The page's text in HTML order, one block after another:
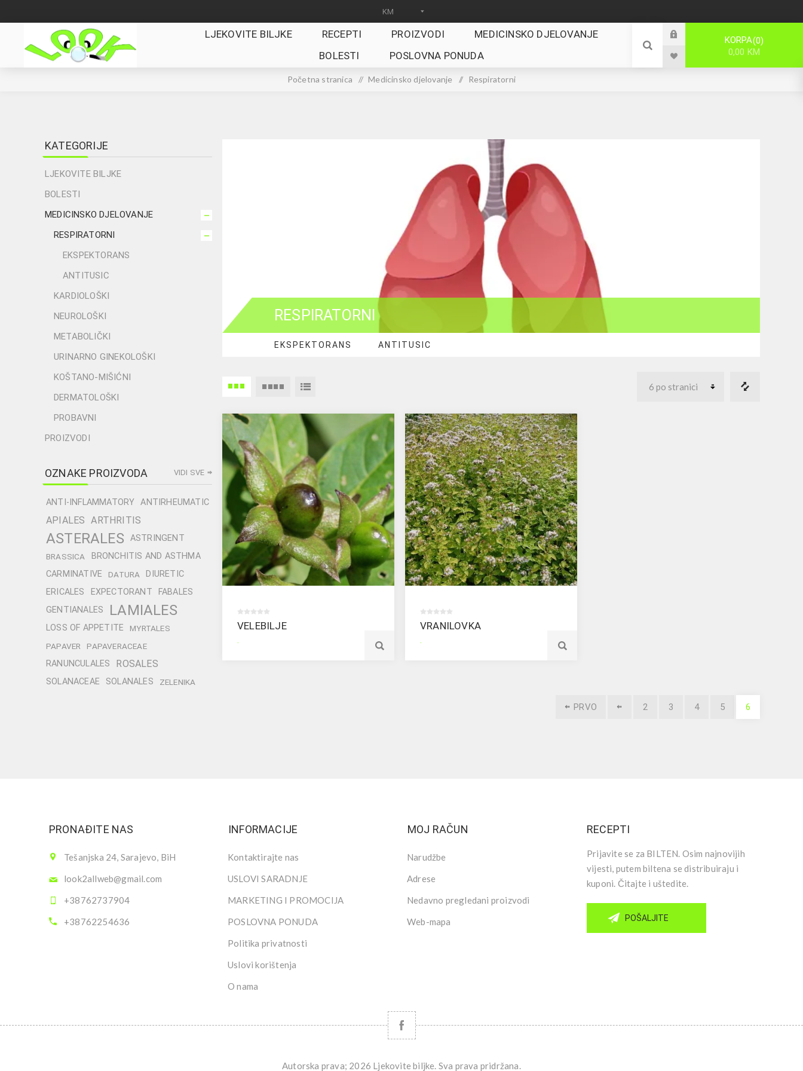
LJEKOVITE BILJKE RECEPTI PROIZVODI
MEDICINSKO DJELOVANJE
BOLESTI
POSLOVNA PONUDA
KORPA 0
0,00 KM
Početna stranica / Medicinsko djelovanje / Respiratorni
RESPIRATORNI
EKSPEKTORANS ANTITUSIC
VELEBILJE
.
VRANILOVKA
.
PRVO 2 3 4 5 6
KATEGORIJE
LJEKOVITE BILJKE
BOLESTI
MEDICINSKO DJELOVANJE
RESPIRATORNI
EKSPEKTORANS
ANTITUSIC
KARDIOLOŠKI
NEUROLOŠKI
METABOLIČKI
URINARNO GINEKOLOŠKI
KOŠTANO-MIŠIĆNI
DERMATOLOŠKI
PROBAVNI
PROIZVODI
OZNAKE PROIZVODA
ANTI-INFLAMMATORY ANTIRHEUMATIC
APIALES ARTHRITIS
ASTERALES ASTRINGENT
BRASSICA
BRONCHITIS AND ASTHMA
CARMINATIVE
DATURA
DIURETIC
ERICALES
EXPECTORANT
FABALES
GENTIANALES
LAMIALES
LOSS OF APPETITE
MYRTALES
PAPAVER
PAPAVERACEAE
RANUNCULALES ROSALES
SOLANACEAE SOLANALES ZELENIKA
VIDI SVE
PRONAĐITE NAS
Tešanjska 24, Sarajevo, BiH
look2allweb@gmail.com
+38762737904
+38762254636
INFORMACIJE
Kontaktirajte nas
USLOVI SARADNJE
MARKETING I PROMOCIJA
POSLOVNA PONUDA
Politika privatnosti
Uslovi korištenja
O nama
MOJ RAČUN
Narudžbe
Adrese
Nedavno pregledani proizvodi
Web-mapa
RECEPTI
Prijavite se za BILTEN. Osim najnovijih
vijesti, putem biltena se distribuiraju i
kuponi. Čitajte i uštedite.
POŠALJITE
Autorska prava; 2026 Ljekovite biljke. Sva prava pridržana.